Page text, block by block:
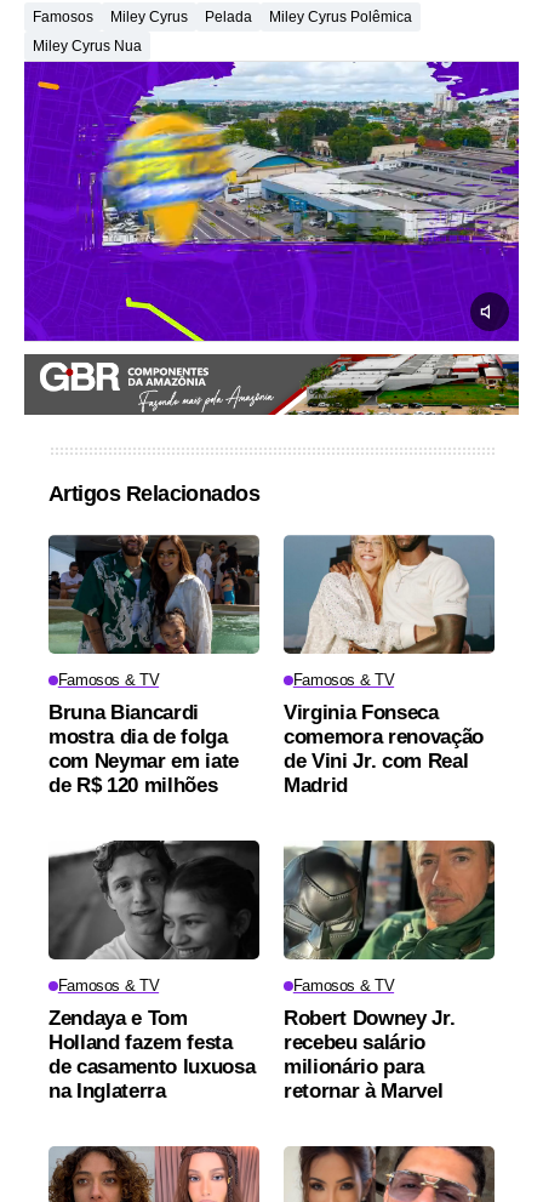
Famosos Miley Cyrus Pelada
Miley Cyrus Polêmica
Miley Cyrus Nua
Artigos Relacionados
Famosos & TV
Bruna Biancardi
mostra dia de folga
com Neymar em iate
de R$ 120 milhões
Famosos & TV
Virginia Fonseca
comemora renovação
de Vini Jr. com Real
Madrid
Famosos & TV
Zendaya e Tom
Holland fazem festa
de casamento luxuosa
na Inglaterra
Famosos & TV
Robert Downey Jr.
recebeu salário
milionário para
retornar à Marvel